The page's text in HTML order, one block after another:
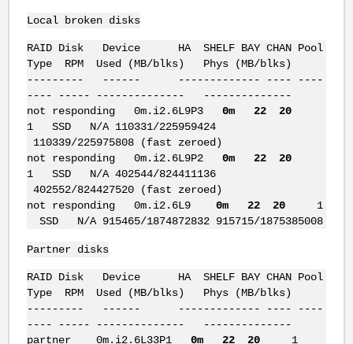
Local broken disks
RAID Disk Device HA SHELF BAY CHAN Pool
Type RPM Used (MB/blks) Phys (MB/blks)
--------- ------ ------------- ---- ----
---- ----- -------------- --------------
not responding 0m.i2.6L9P3 0m 22 20
1 SSD N/A 110331/225959424
110339/225975808 (fast zeroed)
not responding 0m.i2.6L9P2 0m 22 20
1 SSD N/A 402544/824411136
402552/824427520 (fast zeroed)
not responding 0m.i2.6L9 0m 22 201
SSD N/A 915465/1874872832 915715/1875385008
Partner disks
RAID Disk Device HA SHELF BAY CHAN Pool
Type RPM Used (MB/blks) Phys (MB/blks)
--------- ------ ------------- ---- ----
---- ----- -------------- --------------
partner 0m.i2.6L33P1 0m 22 201